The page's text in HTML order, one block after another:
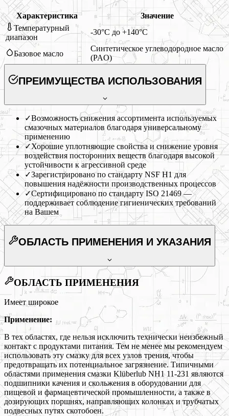
Характеристика
Значение
Температурный
диапазон
-30°C до +140°C
Базовое масло
Синтетическое углеводородное масло
(PAO)
ПРЕИМУЩЕСТВА ИСПОЛЬЗОВАНИЯ
✓Возможность снижения ассортимента используемых
смазочных материалов благодаря универсальному
применению
✓Хорошие уплотняющие свойства и снижение уровня
воздействия посторонних веществ благодаря высокой
устойчивости к агрессивной среде
✓Зарегистрировано по стандарту NSF H1 для
повышения надёжности производственных процессов
✓Сертифицировано по стандарту ISO 21469 —
поддерживает соблюдение гигиенических требований
на Вашем
ОБЛАСТЬ ПРИМЕНЕНИЯ И УКАЗАНИЯ
ОБЛАСТЬ ПРИМЕНЕНИЯ
Имеет широкое
Применение:
В тех областях, где нельзя исключить технически неизбежный
контакт с продуктами питания. Тем не менее мы рекомендуем
использовать эту смазку для всех узлов трения, чтобы
предотвращать их потенциальное загрязнение. Типичными
областями применения смазки Klüberlub NH1 11-231 являются
подшипники качения и скольжения в оборудовании для
пищевой и фармацевтической промышленности, а также в
дозирующих поршнях, направляющих колонках и трубчатых
подвесных путях скотобоен.